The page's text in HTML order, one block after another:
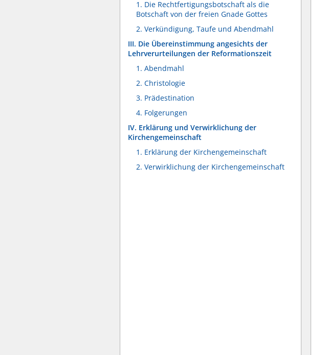
1. Die Rechtfertigungsbotschaft als die
Botschaft von der freien Gnade Gottes
2. Verkündigung, Taufe und Abendmahl
III. Die Übereinstimmung angesichts der
Lehrverurteilungen der Reformationszeit
1. Abendmahl
2. Christologie
3. Prädestination
4. Folgerungen
IV. Erklärung und Verwirklichung der
Kirchengemeinschaft
1. Erklärung der Kirchengemeinschaft
2. Verwirklichung der Kirchengemeinschaft